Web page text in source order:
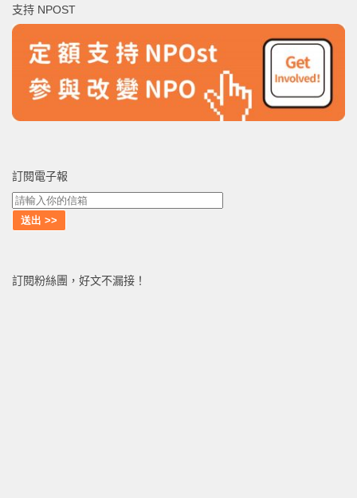
字:
支持 NPOST
訂閱電子報
訂閱粉絲團，好文不漏接！